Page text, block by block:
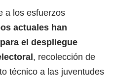
a los esfuerzos
actuales han
el despliegue
, recolección de
técnico a las juventudes